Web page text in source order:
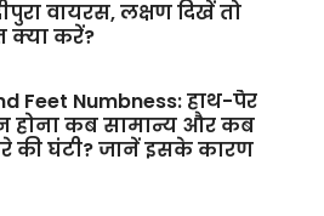
वायरस, लक्षण दिखें तो
क्या करें?
Feet Numbness: हाथ-पैर
होना कब सामान्य और कब
की घंटी? जानें इसके कारण